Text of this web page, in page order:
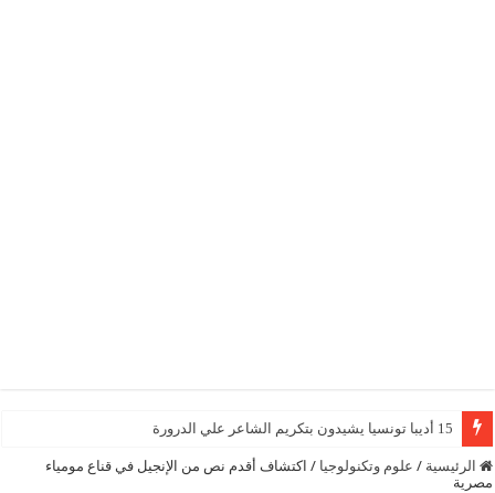
15 أديبا تونسيا يشيدون بتكريم الشاعر علي الدرورة
الرئيسية / علوم وتكنولوجيا / اكتشاف أقدم نص من الإنجيل في قناع مومياء
مصرية